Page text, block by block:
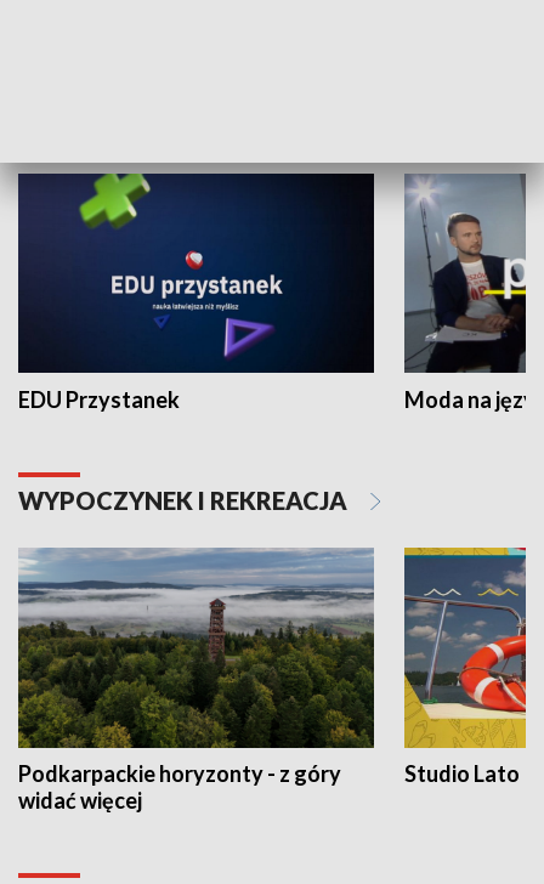
EDU Przystanek Moda na
WYPOCZYNEK I REKREACJA
Podkarpackie horyzonty - z góry
widać więcej
Studio Lato